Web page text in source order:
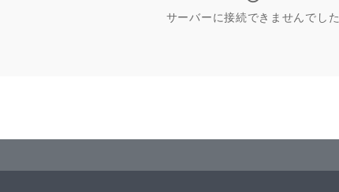
サーバーに接続できませんでした